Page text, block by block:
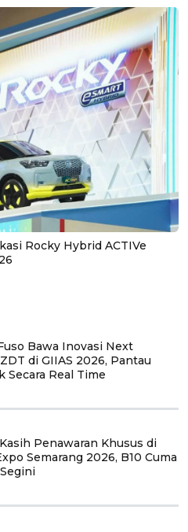
Rocky Hybrid ACTIVe
Bawa Inovasi Next
di GIIAS 2026, Pantau
Secara Real Time
Penawaran Khusus di
Semarang 2026, B10 Cuma